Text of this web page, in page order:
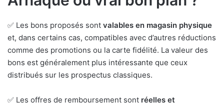
✅ Les bons proposés sont valables en magasin physique
et, dans certains cas, compatibles avec d’autres réductions
comme des promotions ou la carte fidélité. La valeur des
bons est généralement plus intéressante que ceux
distribués sur les prospectus classiques.
✅ Les offres de remboursement sont réelles et